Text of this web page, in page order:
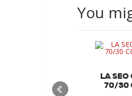
You
LA SEO
70/30